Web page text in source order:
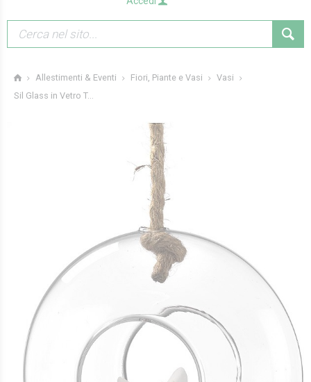
Allestimenti & Eventi Fiori, Piante e Vasi
Vasi
Sil Glass in Vetro T...